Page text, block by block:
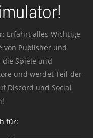
Erfahrt alles Wichtige
von Publisher und
die Spiele und
und werdet Teil der
Discord und Social
für: